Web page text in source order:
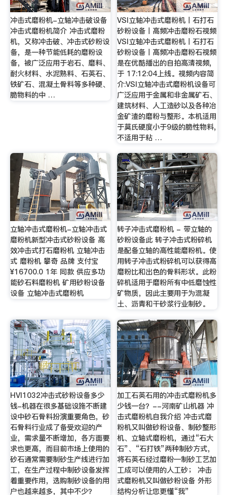
冲击式磨粉机-立轴冲击破设备
冲击式磨粉机简介 冲击式磨粉
机，又称冲击破、冲击式砂粉设
备，是一种节能低耗的磨粉设
备，被广泛应用于岩石、磨料、
耐火材料、水泥熟料、石英石、
铁矿石、混凝土骨料等多种硬、
脆物料的中 …
VSI立轴冲击式磨粉机丨石打石
砂粉设备丨高频冲击磨粉石视频
VSI立轴冲击式磨粉机丨石打石
砂粉设备丨高频冲击磨粉石视频
是在优酷播出的自拍高清视频,
于 17:12:04上线。视频内容简
介:VSI立轴冲击式磨粉机设备可
广泛应用于金属和非金属矿石、
建筑材料、人工造砂以及各种冶
金矿渣的磨粉与整形。本机适用
于莫氏硬度小于9级的脆性物料,
不适用于粘 …
立轴冲击式磨粉机-立轴冲击式
磨粉机新型冲击式砂粉设备 高
效冲击式打石磨粉机 立轴冲击
式 磨粉机 攀奇 品牌 支付宝
¥16700.0 1年 同款 供应多功
能砂石料磨粉机 矿用砂粉设备
设备 立轴冲击式磨粉机
转子冲击式磨粉机 - 带立轴的
砂粉设备此 转子冲击式粉碎机
是配备立轴的高性能磨粉机。使
用转子冲击式粉碎机可以获得高
磨粉比和出色的骨料形状。此粉
碎机适用于磨粉所有中低磨蚀性
矿物质，因此主要用于为混凝
土、沥青和干砂浆行业制砂。
HVI1032冲击式砂粉设备多少
钱-机器在很多基础设施不断建
设中砂石骨料扮演重要角色，砂
石骨料行业成了备受欢迎的产
业，需求量不断增加，各方面要
求也更高，而目前市场上使用的
砂石通常需要制砂生产线进行加
工，在生产过程中制砂设备发挥
着重要作用，选购制砂设备的用
户也越来越多，其中不少？
加工石英石用的冲击式磨粉机多
少钱一台？--河南矿山机器 冲
击式磨粉机自我介绍 冲击式磨
粉机又叫做砂粉设备、制砂整形
机、立轴式磨粉机，通过“石大
石”、“石打铁”两种制砂方式，
将石英石经过磨粉—制砂工艺加
工成可以使用的人工砂； 冲击
式磨粉机又叫做砂粉设备 外形
结构分析让您更懂“我”